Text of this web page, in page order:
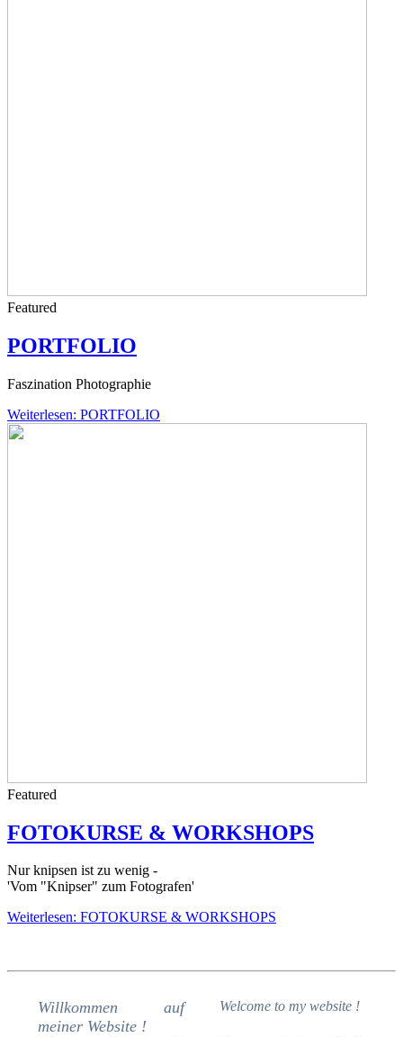
Featured
PORTFOLIO
Faszination Photographie
Weiterlesen: PORTFOLIO
Featured
FOTOKURSE & WORKSHOPS
Nur knipsen ist zu wenig -
'Vom "Knipser" zum Fotografen'
Weiterlesen: FOTOKURSE & WORKSHOPS
Willkommen auf
meiner Website !
Welcome to my website !